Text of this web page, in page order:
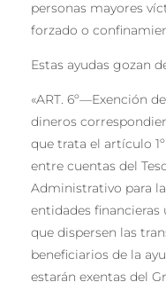
personas mayores
forzado o
Estas ayudas gozan
«ART. 6º—Exención
dineros
que trata el artículo
entre cuentas del
Administrativo para
entidades
que dispersen las
beneficiarios de la
estarán exentas del